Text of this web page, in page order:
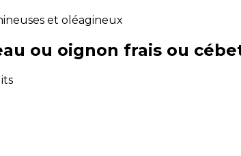
et oléagineux
ou oignon frais ou